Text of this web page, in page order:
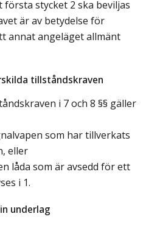
stycket 2 ska beviljas
är av betydelse för
annat angeläget allmänt
tillståndskraven
i 7 och 8 §§ gäller
som har tillverkats
eller
låda som är avsedd för ett
i 1.
underlag